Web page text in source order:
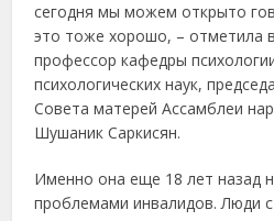
сегодня мы можем открыто
это тоже хорошо, – отметила
профессор кафедры
психологических наук,
Совета матерей Ассамблеи
Шушаник Саркисян.
Именно она еще 18 лет назад
проблемами инвалидов. Люди